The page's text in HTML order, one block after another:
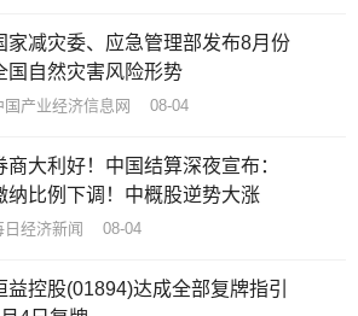
家减灾委、应急管理部发布8月份
国自然灾害风险形势
国产业经济信息网 08-04
商大利好！中国结算深夜宣布：
纳比例下调！中概股逆势大涨
日经济新闻 08-04
益控股(01894)达成全部复牌指引